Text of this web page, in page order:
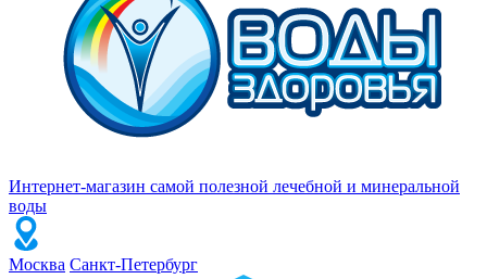
Интернет-магазин самой полезной лечебной и минеральной
воды
Москва Санкт-Петербург